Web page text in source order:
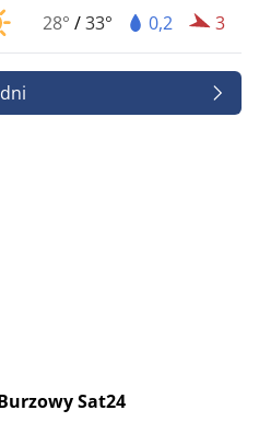
28° /33° 0,2 3
Sat24